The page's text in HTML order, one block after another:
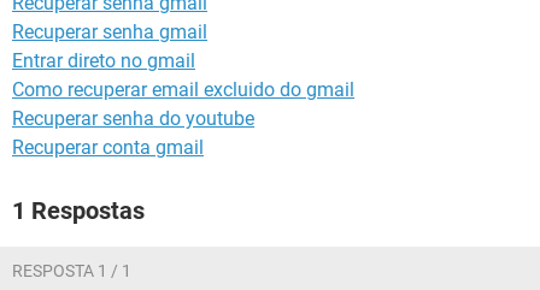
GUIA DE COMPRAS
Recuperar senha gmail
Entrar direto no gmail
Como recuperar email excluido do gmail
Recuperar senha do youtube
Recuperar conta gmail
1 Respostas
RESPOSTA 1 / 1